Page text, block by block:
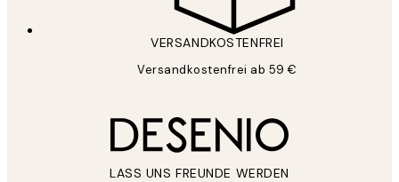
VERSANDKOSTENFREI
Versandkostenfrei ab 59 €
LASS UNS FREUNDE WERDEN